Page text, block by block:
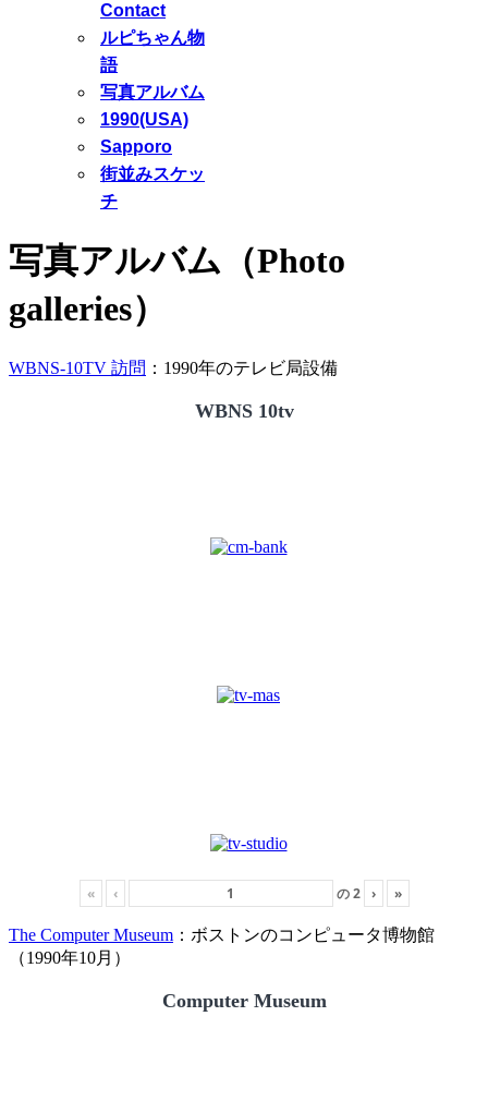
Contact
ルピちゃん物
語
写真アルバム
1990(USA)
Sapporo
街並みスケッ
チ
写真アルバム（Photo
galleries）
WBNS-10TV 訪問 ：1990年のテレビ局設備
WBNS 10tv
« ‹ の2 › »
The Computer Museum ：ボストンのコンピュータ博物館
（1990年10月）
Computer Museum